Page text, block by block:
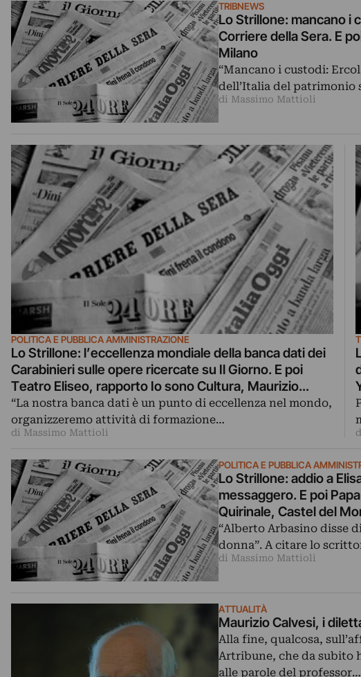
TRIBNEWS
Lo Strillone: mancano i
Corriere della Sera. E
Milano
“Mancano i custodi:
dell’Italia del patrimonio
di Massimo Mattioli
POLITICA E PUBBLICA AMMINISTRAZIONE
Lo Strillone: l’eccellenza mondiale della banca dati dei
Carabinieri sulle opere ricercate su Il Giorno. E poi
Teatro Eliseo, rapporto Io sono Cultura, Maurizio
Donzelli
“La nostra banca dati è un punto di eccellenza nel mondo,
organizzeremo attività di formazione…
di Massimo Mattioli
POLITICA E PUBBLICA
Lo Strillone: addio a
messaggero. E poi
Quirinale, Castel del
“Alberto Arbasino disse
donna”. A citare lo
di Massimo Mattioli
ATTUALITÀ
Maurizio Calvesi, i
Alla fine, qualcosa,
Artribune, che da subito
alle parole del professor…